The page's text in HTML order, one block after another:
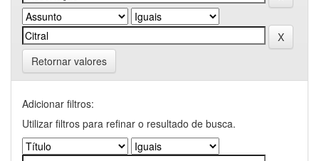
Retornar valores
Adicionar filtros:
Utilizar filtros para refinar o resultado de busca.